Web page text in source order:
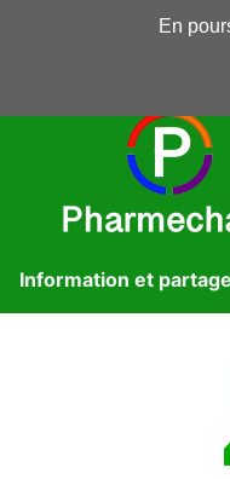
Pharmechange
Information et
En